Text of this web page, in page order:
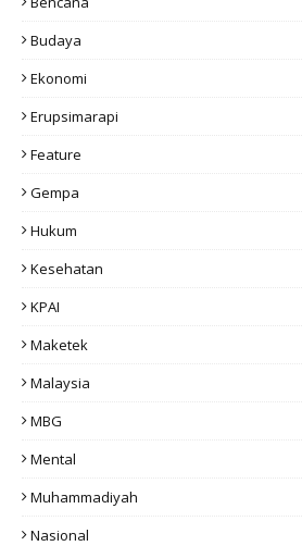
Budaya
Ekonomi
Erupsimarapi
Feature
Gempa
Hukum
Kesehatan
KPAI
Maketek
Malaysia
MBG
Mental
Muhammadiyah
Nasional